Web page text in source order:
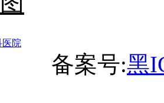
医院
备案号:黑